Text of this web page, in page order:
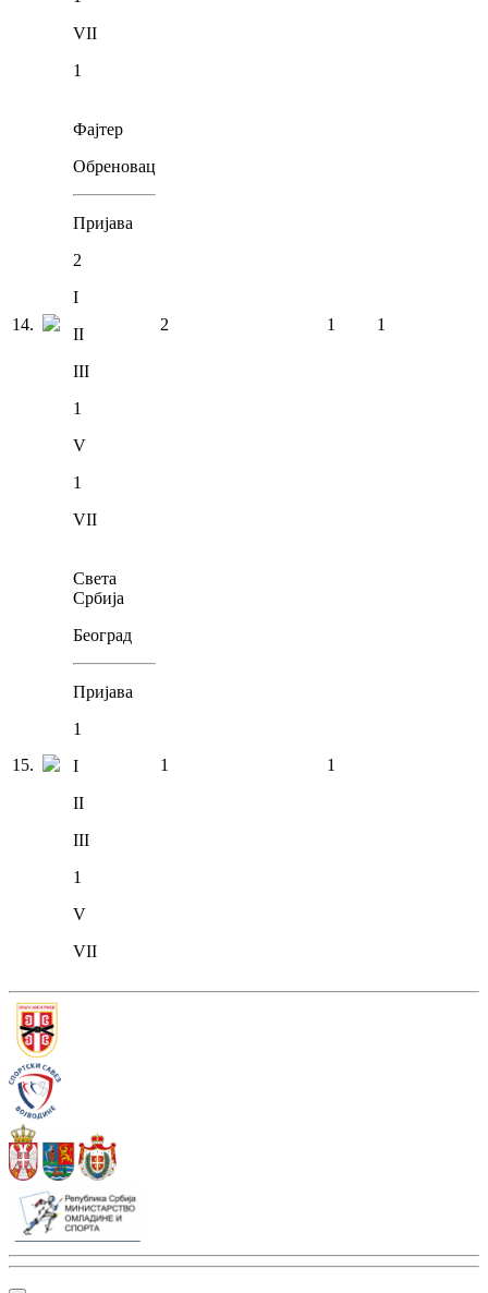
VII
1
14.
Фајтер
Обреновац
Пријава
2
I
II
III
1
V
1
VII
2 1 1
15.
Света
Србија
Београд
Пријава
1
I
II
III
1
V
VII
1 1